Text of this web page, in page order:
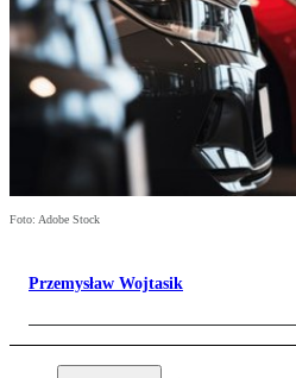
Foto: Adobe Stock
Przemysław Wojtasik